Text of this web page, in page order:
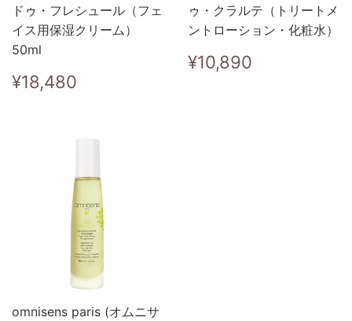
ドゥ・フレシュール（フェ
イス用保湿クリーム）
50ml
Regular
price
¥18,480
ゥ・クラルテ（トリートメ
ントローション・化粧水）
Regular
price
¥10,890
omnisens paris (オムニサ